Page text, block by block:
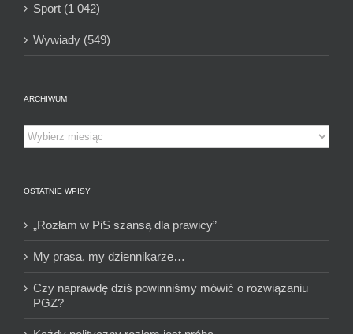
Sport (1 042)
Wywiady (549)
ARCHIWUM
Archiwum
OSTATNIE WPISY
„Rozłam w PiS szansą dla prawicy”
My prasa, my dziennikarze…
Czy naprawdę dziś powinniśmy mówić o rozwiązaniu
PGZ?